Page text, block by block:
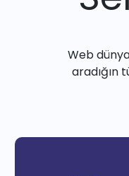
Web
aradığın